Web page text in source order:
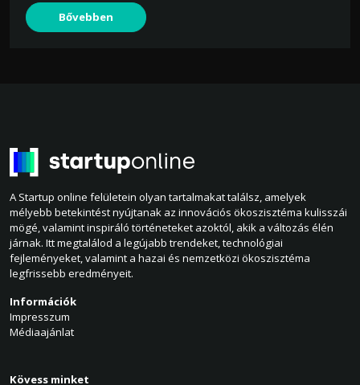
Bővebben
A Startup online felületein olyan tartalmakat találsz, amelyek
mélyebb betekintést nyújtanak az innovációs ökoszisztéma kulisszái
mögé, valamint inspiráló történeteket azoktól, akik a változás élén
járnak. Itt megtalálod a legújabb trendeket, technológiai
fejleményeket, valamint a hazai és nemzetközi ökoszisztéma
legfrissebb eredményeit.
Információk
Impresszum
Médiaajánlat
Kövess minket